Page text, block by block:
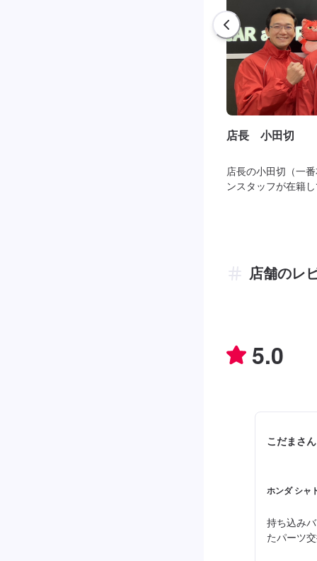
店長 小田切
店長の小田切（一
ンスタッフが在籍
店舗のレ
5.0
こだまさん
ホンダ シャ
持ち込み
たパーツ